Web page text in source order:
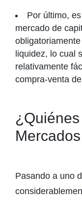
Por último,
mercado de
liquidez, lo cual
relativamente
compra-venta
Pasando a uno